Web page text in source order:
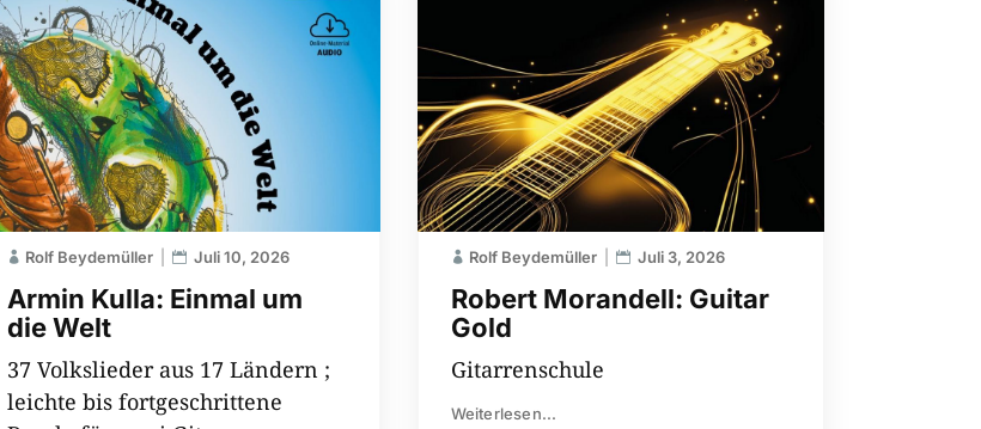
Armin Kulla: Einmal um
die Welt
Rolf Beydemüller Juli 10, 2026
37 Volkslieder aus 17 Ländern ;
leichte bis fortgeschrittene
Robert Morandell: Guitar
Gold
Rolf Beydemüller Juli 3, 2026
Gitarrenschule
Weiterlesen...